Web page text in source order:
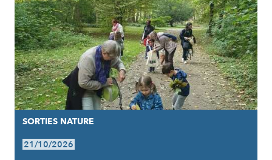
SORTIES NATURE
21/10/2026